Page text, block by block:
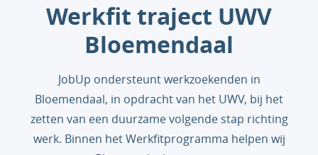
Werkfit traject UWV
Bloemendaal
JobUp ondersteunt werkzoekenden in
Bloemendaal, in opdracht van het UWV, bij het
zetten van een duurzame volgende stap richting
werk. Binnen het Werkfitprogramma helpen wij